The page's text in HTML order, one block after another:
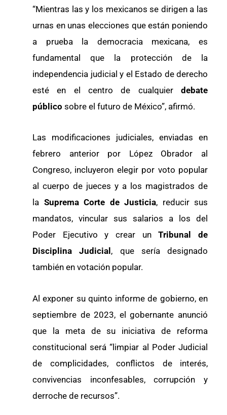
“Mientras las y los mexicanos se dirigen a las
urnas en unas elecciones que están poniendo
a prueba la democracia mexicana, es
fundamental que la protección de la
independencia judicial y el Estado de derecho
esté en el centro de cualquier debate
público sobre el futuro de México”, afirmó.
Las modificaciones judiciales, enviadas en
febrero anterior por López Obrador al
Congreso, incluyeron elegir por voto popular
al cuerpo de jueces y a los magistrados de
la Suprema Corte de Justicia, reducir sus
mandatos, vincular sus salarios a los del
Poder Ejecutivo y crear unTribunal de
Disciplina Judicial , que sería designado
también en votación popular.
Al exponer su quinto informe de gobierno, en
septiembre de 2023, el gobernante anunció
que la meta de su iniciativa de reforma
constitucional será “limpiar al Poder Judicial
de complicidades, conflictos de interés,
convivencias inconfesables, corrupción y
derroche de recursos”.